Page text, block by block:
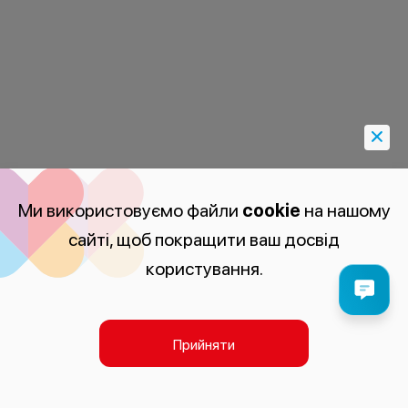
Ми використовуємо файли cookie на нашому
сайті, щоб покращити ваш досвід
користування.
Прийняти